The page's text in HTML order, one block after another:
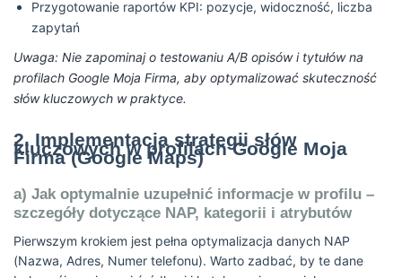
Przygotowanie raportów KPI: pozycje, widoczność, liczba
zapytań
Uwaga: Nie zapominaj o testowaniu A/B opisów i tytułów na
profilach Google Moja Firma, aby optymalizować skuteczność
słów kluczowych w praktyce.
2. Implementacja strategii słów
kluczowych w profilach Google Moja
Firma (Google Maps)
a) Jak optymalnie uzupełnić informacje w profilu –
szczegóły dotyczące NAP, kategorii i atrybutów
Pierwszym krokiem jest pełna optymalizacja danych NAP
(Nazwa, Adres, Numer telefonu). Warto zadbać, by te dane